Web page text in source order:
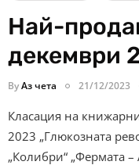
Най-
декември
ByАз чета 21/12/2023
Класация на
2023 „Глюкозната
„Колибри“ „Фермата